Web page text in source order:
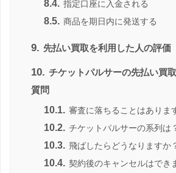
8.4. 指定口座に入金される
8.5. 商品を期日内に発送する
9. 先払い買取を利用した人の評価
10. チケットパルサーの先払い買
質問
10.1. 審査に落ちることはありま
10.2. チケットパルサーの系列は
10.3. 飛ばしたらどうなりますか
10.4. 契約後のキャンセルはでき